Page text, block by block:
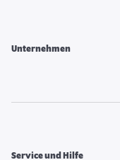
Unternehmen
Service und Hilfe